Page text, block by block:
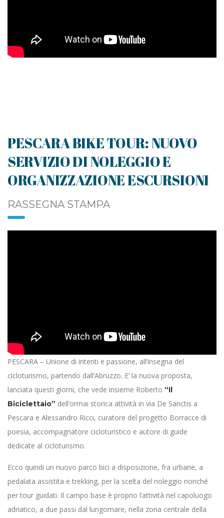
PESCARA BIKE TOUR: NUOVO
SERVIZIO DI NOLEGGIO E
ORGANIZZAZIONE ESCURSIONI
RASSEGNA STAMPA
PESCARA – Unione di intenti e passione, all’insegna del
cicloturismo, partendo dall’Abruzzo. E’ la nuova proposta,
lanciata questi giorni, che vede insieme Roberto “Il
Biciclettaio” dell’ormai storica attività in via De Sanctis a
Pescara e Alessandro Ricci, curatore del progetto Borracce di
poesia, accompagnatore cicloturistico e autore di guide
dedicate al cicloturismo.
Ecco quindi un nuovo parco bici a disposizione, fra urbane, a
pedalata assistita e trekking, per la scelta del noleggio nonché
per tour guidati. Il campo base è proprio l’attività nel capoluogo
adriatico, a due passi dal lungomare, nella zona centrale della